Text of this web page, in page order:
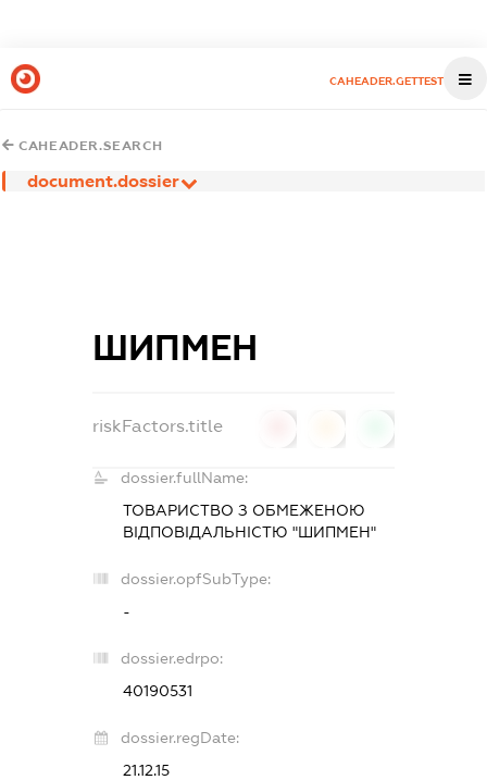
CAHEADER.GETTEST
CAHEADER.SEARCH
document.dossier
ШИПМЕН
riskFactors.title
dossier.fullName:
ТОВАРИСТВО З ОБМЕЖЕНОЮ
ВІДПОВІДАЛЬНІСТЮ "ШИПМЕН"
dossier.opfSubType:
-
dossier.edrpo:
40190531
dossier.regDate:
21.12.15